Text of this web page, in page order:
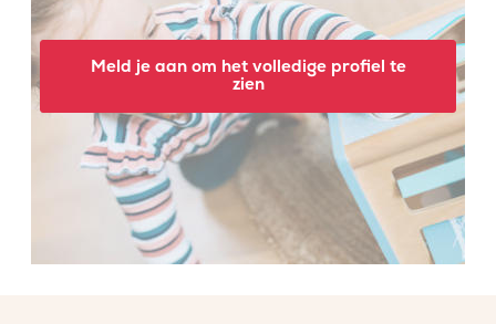
Meld je aan om het volledige profiel te
zien